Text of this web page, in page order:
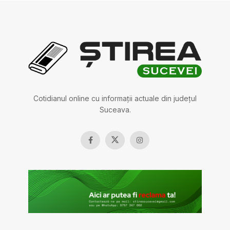
Cotidianul online cu informații actuale din județul
Suceava.